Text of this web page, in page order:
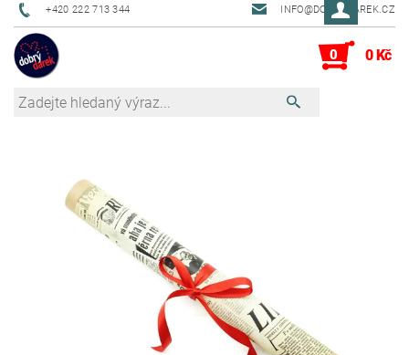
+420 222 713 344 INFO@DOBRYDAREK.CZ
0 0 Kč